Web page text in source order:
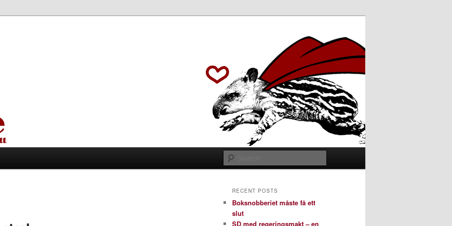
RECENT POSTS
Boksnobberiet måste få ett
slut
SD med regeringsmakt – en